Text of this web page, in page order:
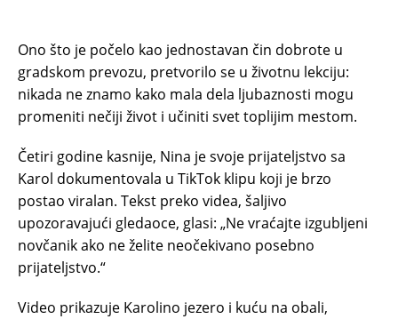
Ono što je počelo kao jednostavan čin dobrote u
gradskom prevozu, pretvorilo se u životnu lekciju:
nikada ne znamo kako mala dela ljubaznosti mogu
promeniti nečiji život i učiniti svet toplijim mestom.
Četiri godine kasnije, Nina je svoje prijateljstvo sa
Karol dokumentovala u TikTok klipu koji je brzo
postao viralan. Tekst preko videa, šaljivo
upozoravajući gledaoce, glasi: „Ne vraćajte izgubljeni
novčanik ako ne želite neočekivano posebno
prijateljstvo.“
Video prikazuje Karolino jezero i kuću na obali,